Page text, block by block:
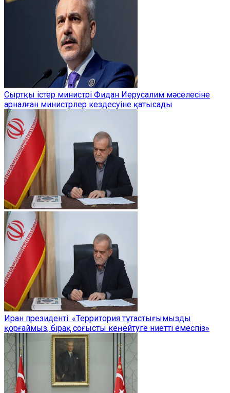
Сыртқы істер министрі Фидан Иерусалим мәселесіне
арналған министрлер кездесуіне қатысады
Иран президенті: «Территория тұтастығымызды
қорғаймыз, бірақ соғысты кеңейтуге ниетті емеспіз»